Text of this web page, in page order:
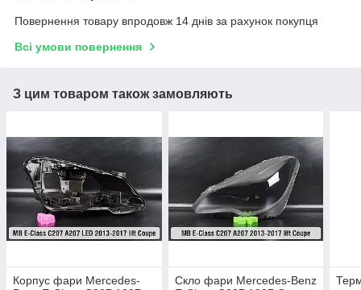
Повернення товару впродовж 14 днів за рахунок покупця
Всі умови повернення
З цим товаром також замовляють
Корпус фари Mercedes-
Скло фари Mercedes-Benz